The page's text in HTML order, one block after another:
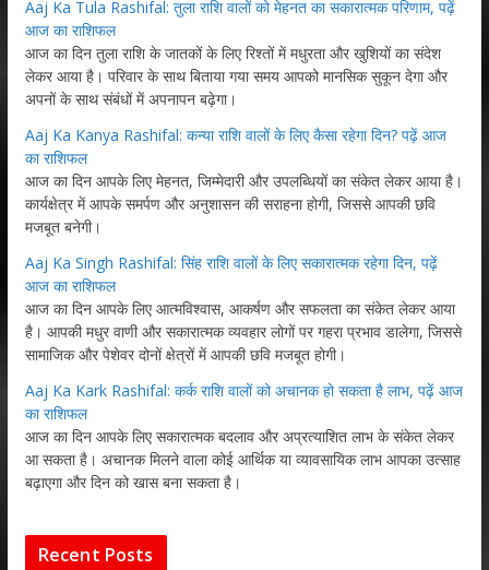
Aaj Ka Tula Rashifal: तुला राशि वालों को मेहनत का सकारात्मक परिणाम, पढ़ें
आज का राशिफल
आज का दिन तुला राशि के जातकों के लिए रिश्तों में मधुरता और खुशियों का संदेश
लेकर आया है। परिवार के साथ बिताया गया समय आपको मानसिक सुकून देगा और
अपनों के साथ संबंधों में अपनापन बढ़ेगा।
Aaj Ka Kanya Rashifal: कन्या राशि वालों के लिए कैसा रहेगा दिन? पढ़ें आज
का राशिफल
आज का दिन आपके लिए मेहनत, जिम्मेदारी और उपलब्धियों का संकेत लेकर आया है।
कार्यक्षेत्र में आपके समर्पण और अनुशासन की सराहना होगी, जिससे आपकी छवि
मजबूत बनेगी।
Aaj Ka Singh Rashifal: सिंह राशि वालों के लिए सकारात्मक रहेगा दिन, पढ़ें
आज का राशिफल
आज का दिन आपके लिए आत्मविश्वास, आकर्षण और सफलता का संकेत लेकर आया
है। आपकी मधुर वाणी और सकारात्मक व्यवहार लोगों पर गहरा प्रभाव डालेगा, जिससे
सामाजिक और पेशेवर दोनों क्षेत्रों में आपकी छवि मजबूत होगी।
Aaj Ka Kark Rashifal: कर्क राशि वालों को अचानक हो सकता है लाभ, पढ़ें आज
का राशिफल
आज का दिन आपके लिए सकारात्मक बदलाव और अप्रत्याशित लाभ के संकेत लेकर
आ सकता है। अचानक मिलने वाला कोई आर्थिक या व्यावसायिक लाभ आपका उत्साह
बढ़ाएगा और दिन को खास बना सकता है।
Recent Posts